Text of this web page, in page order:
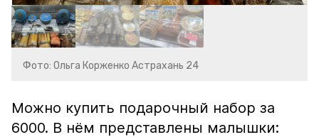
Фото: Ольга Корженко Астрахань 24
Можно купить подарочный набор за
6000. В нём представлены малышки: